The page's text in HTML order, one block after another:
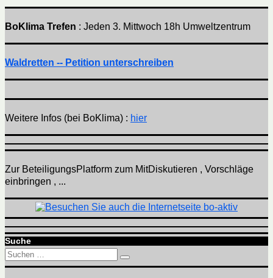
BoKlima Trefen : Jeden 3. Mittwoch 18h Umweltzentrum
Waldretten -- Petition unterschreiben
Weitere Infos (bei BoKlima) : hier
Zur BeteiligungsPlatform zum MitDiskutieren , Vorschläge
einbringen , ...
Suche
Suchen
nach:
Suchen